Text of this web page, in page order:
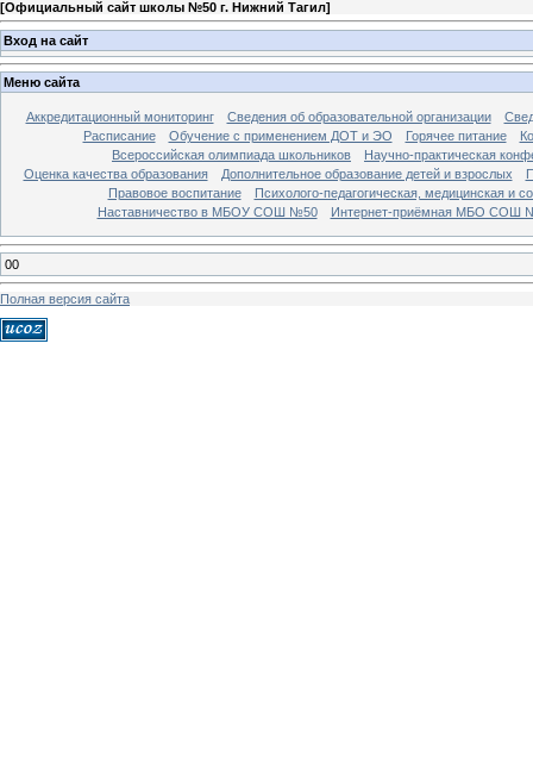
[Официальный сайт школы №50 г. Нижний Тагил]
Вход на сайт
Меню сайта
Аккредитационный мониторинг Сведения об образовательной организации
Расписание
Обучение с применением ДОТ и ЭО Горячее питание
Всероссийская олимпиада школьников
Научно-практическая
Оценка качества образования
Дополнительное образование детей и взрослых
Правовое воспитание
Психолого-педагогическая, медицинская и
Наставничество в МБОУ СОШ №50
Интернет-приёмная МБО СОШ
00
Полная версия сайта